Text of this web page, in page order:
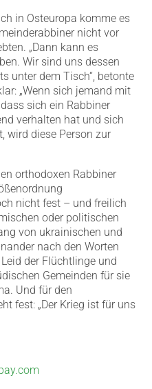
in Osteuropa komme es
nicht vor
„Dann kann es
Wir sind uns dessen
unter dem Tisch“, betonte
„Wenn sich jemand mit
sich ein Rabbiner
verhalten hat und sich
wird diese Person zur
orthodoxen Rabbiner
nicht fest – und freilich
oder politischen
von ukrainischen und
nach den Worten
der Flüchtlinge und
Gemeinden für sie
Und für den
fest: „Der Krieg ist für uns